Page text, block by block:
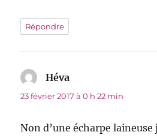
Répondre
Héva
23 février 2017 à 0 h 22 min
Non d’une écharpe